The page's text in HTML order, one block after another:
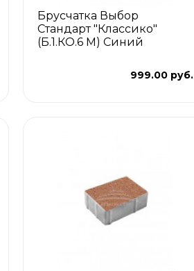
Брусчатка Выбор
Стандарт "Классико"
(Б.1.КО.6 М) Синий
999.00 руб.